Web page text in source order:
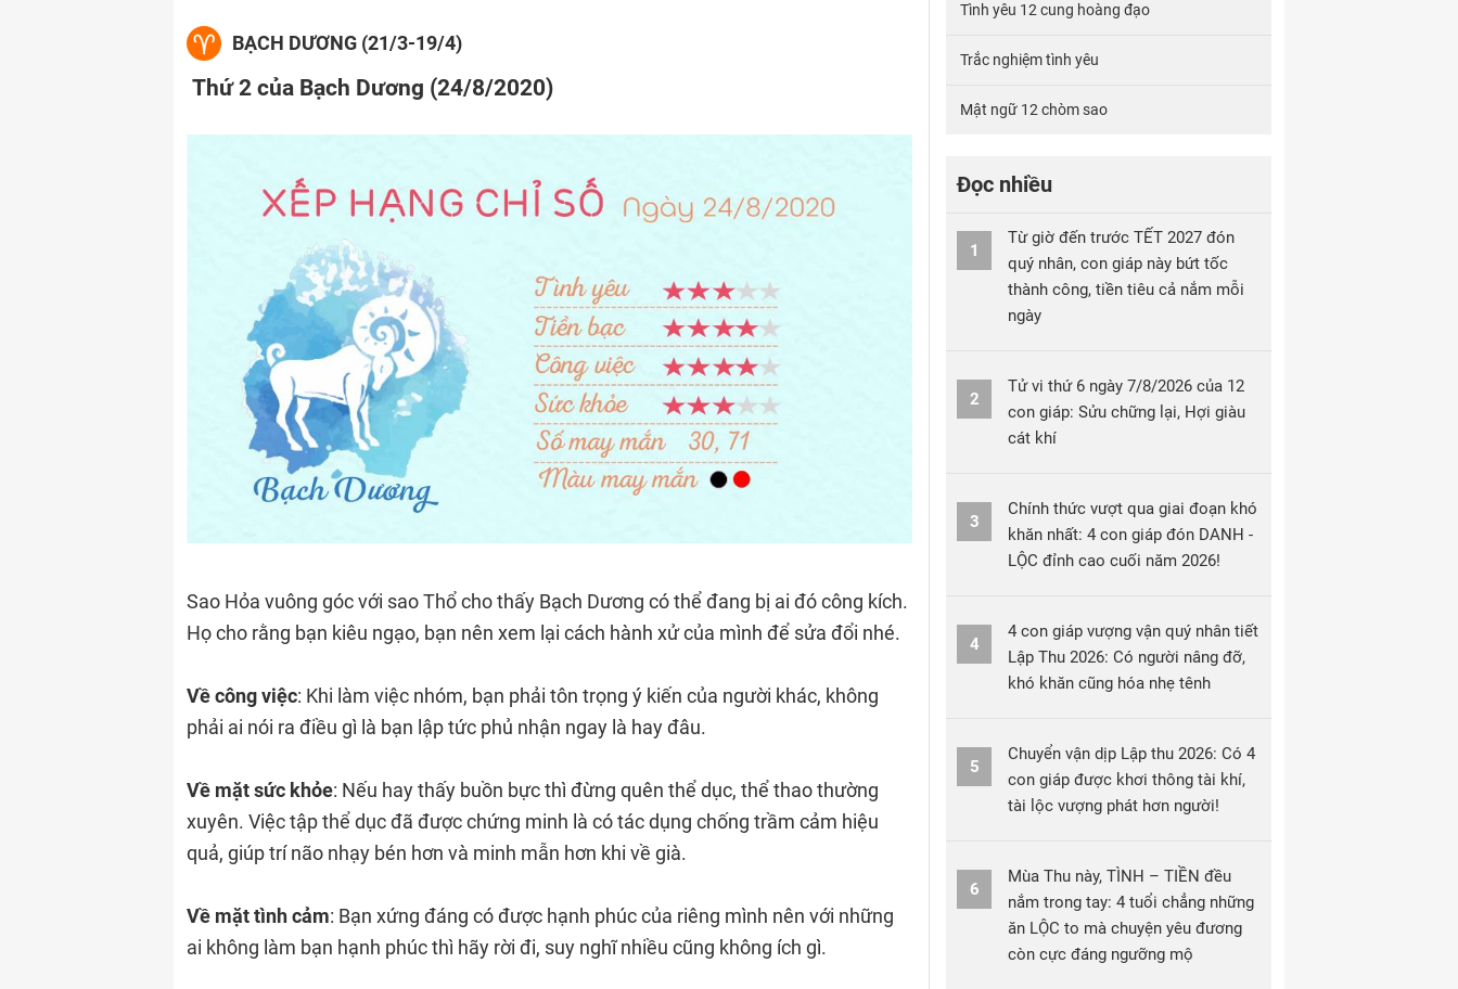
BẠCH DƯƠNG (21/3-19/4)
Thứ 2 của Bạch Dương (24/8/2020)
Sao Hỏa vuông góc với sao Thổ cho thấy Bạch Dương có thể đang bị ai đó công kích.
Họ cho rằng bạn kiêu ngạo, bạn nên xem lại cách hành xử của mình để sửa đổi nhé.
Về công việc: Khi làm việc nhóm, bạn phải tôn trọng ý kiến của người khác, không
phải ai nói ra điều gì là bạn lập tức phủ nhận ngay là hay đâu.
Về mặt sức khỏe: Nếu hay thấy buồn bực thì đừng quên thể dục, thể thao thường
xuyên. Việc tập thể dục đã được chứng minh là có tác dụng chống trầm cảm hiệu
quả, giúp trí não nhạy bén hơn và minh mẫn hơn khi về già.
Về mặt tình cảm: Bạn xứng đáng có được hạnh phúc của riêng mình nên với những
ai không làm bạn hạnh phúc thì hãy rời đi, suy nghĩ nhiều cũng không ích gì.
Tình yêu 12 cung hoàng đạo
Trắc nghiệm tình yêu
Mật ngữ 12 chòm sao
Đọc nhiều
1
Từ giờ đến trước TẾT 2027 đón
quý nhân, con giáp này bứt tốc
thành công, tiền tiêu cả nắm mỗi
ngày
2
Tử vi thứ 6 ngày 7/8/2026 của 12
con giáp: Sửu chững lại, Hợi giàu
cát khí
3
Chính thức vượt qua giai đoạn khó
khăn nhất: 4 con giáp đón DANH -
LỘC đỉnh cao cuối năm 2026!
4
4 con giáp vượng vận quý nhân tiết
Lập Thu 2026: Có người nâng đỡ,
khó khăn cũng hóa nhẹ tênh
5
Chuyển vận dịp Lập thu 2026: Có 4
con giáp được khơi thông tài khí,
tài lộc vượng phát hơn người!
6
Mùa Thu này, TÌNH – TIỀN đều
nắm trong tay: 4 tuổi chẳng những
ăn LỘC to mà chuyện yêu đương
còn cực đáng ngưỡng mộ